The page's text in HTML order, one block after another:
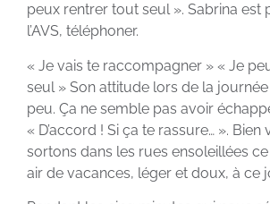
peux rentrer tout seul ». Sabrina est
l’AVS, téléphoner.
« Je vais te raccompagner » « Je
seul » Son attitude lors de la journée
peu. Ça ne semble pas avoir
« D’accord ! Si ça te rassure… ». Bien
sortons dans les rues ensoleillées
air de vacances, léger et doux, à ce